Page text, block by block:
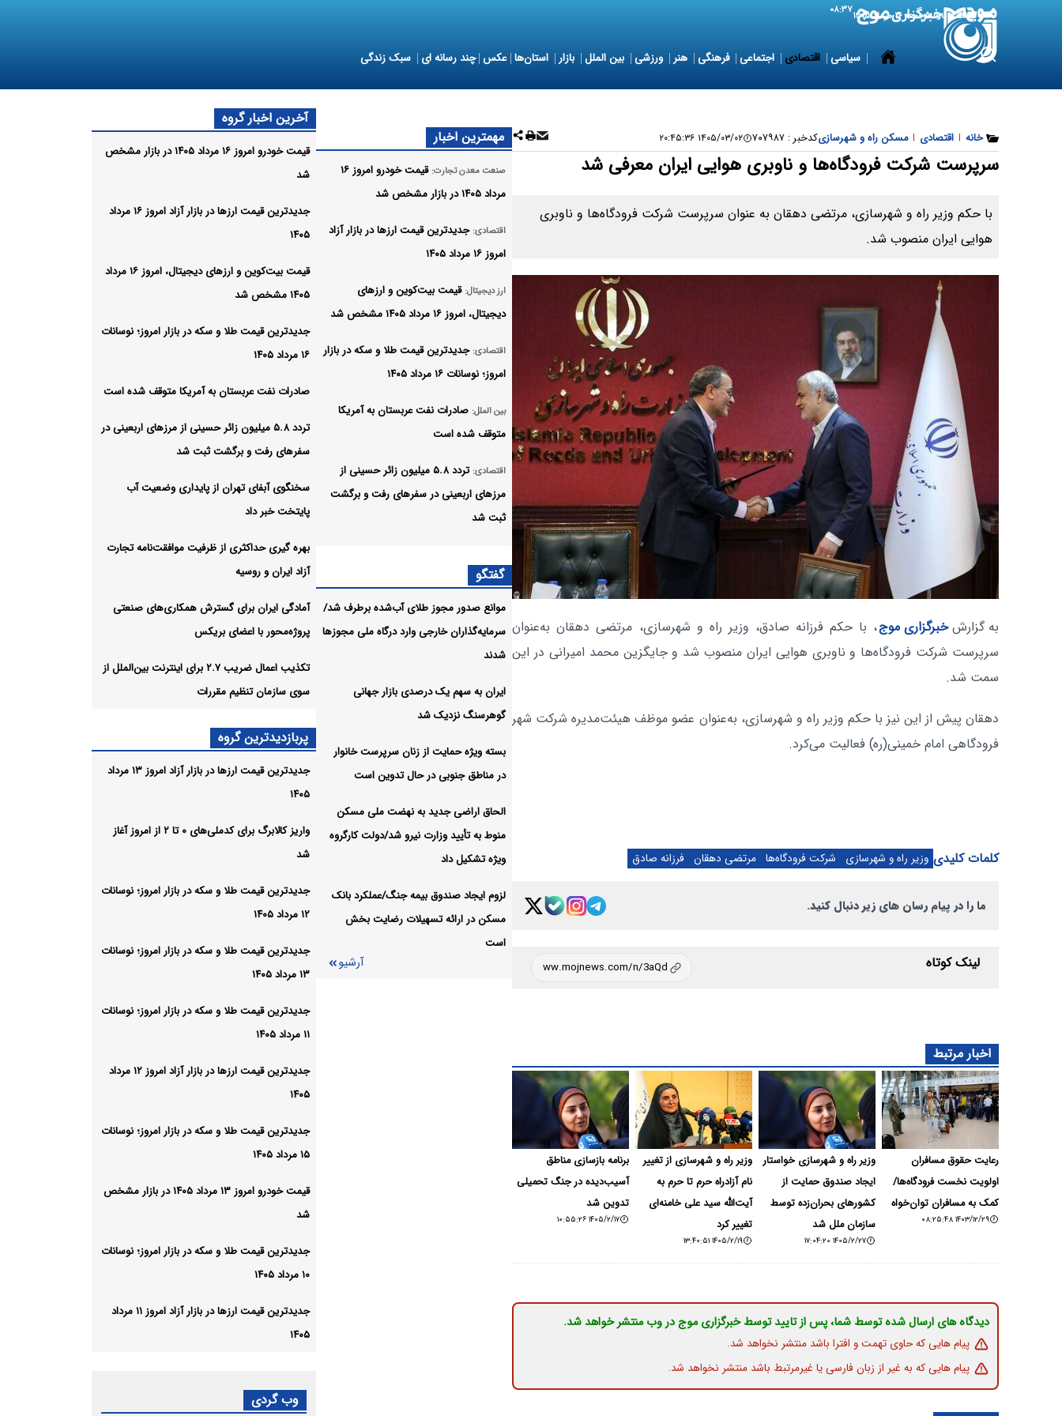
7 August 2026 جمعه ۱۶ مرداد ۱۴۰۵ ۰۸:۳۷
سیاسی اقتصادی اجتماعی فرهنگی هنر ورزشی بین الملل بازار استان‌ها عکس چند رسانه ای سبک زندگی
خانه | اقتصادی | مسکن راه و شهرسازیکدخبر : ۷۰۷۹۸۷ ۱۴۰۵/۰۳/۰۲ ۲۰:۴۵:۳۶
سرپرست شرکت فرودگاه‌ها و ناوبری هوایی ایران معرفی شد
با حکم ‌وزیر راه و شهرسازی، مرتضی دهقان به‌ عنوان سرپرست شرکت فرودگاه‌ها و ناوبری
هوایی ایران منصوب شد.
به گزارشخبرگزاری موج، با حکم فرزانه صادق، وزیر راه و شهرسازی، مرتضی دهقان به‌عنوان
سرپرست شرکت فرودگاه‌ها و ناوبری هوایی ایران منصوب شد و جایگزین محمد امیرانی در این
سمت شد.
دهقان پیش از این نیز با حکم وزیر راه و شهرسازی، به‌عنوان عضو موظف هیئت‌مدیره شرکت شهر
فرودگاهی امام خمینی(ره) فعالیت می‌کرد.
کلمات کلیدی وزیر راه و شهرسازی شرکت فرودگاه‌ها مرتضی دهقان فرزانه صادق
ما را در پیام رسان های زیر دنبال کنید.
لینک کوتاه
اخبار مرتبط
رعایت حقوق مسافران
اولویت نخست فرودگاه‌ها/
کمک به مسافران توان‌خواه
۱۴۰۳/۱۲/۲۹ ۰۸:۲۵:۴۸
وزیر راه و شهرسازی خواستار
ایجاد صندوق حمایت از
کشورهای بحران‌زده توسط
سازمان ملل شد
۱۴۰۵/۲/۲۷ ۱۷:۰۴:۲۰
وزیر راه و شهرسازی از تغییر
نام آزادراه حرم تا حرم به
آیت‌الله سید علی خامنه‌ای
تغییر کرد
۱۴۰۵/۲/۱۹ ۱۳:۴۰:۵۱
برنامه بازسازی مناطق
آسیب‌دیده در جنگ تحمیلی
تدوین شد
۱۴۰۵/۲/۱۷ ۱۰:۵۵:۲۶
دیدگاه های ارسال شده توسط شما، پس از تایید توسط خبرگزاری موج در وب منتشر خواهد شد.
پیام هایی که حاوی تهمت و افترا باشد منتشر نخواهد شد.
پیام هایی که به غیر از زبان فارسی یا غیرمرتبط باشد منتشر نخواهد شد.
مهمترین اخبار
صنعت معدن تجارت:
قیمت خودرو امروز ۱۶
مرداد ۱۴۰۵ در بازار مشخص شد
اقتصادی: جدیدترین قیمت ارزها در بازار آزاد
امروز ۱۶ مرداد ۱۴۰۵
ارز دیجیتال: قیمت بیت‌کوین و ارز‌های
دیجیتال، امروز ۱۶ مرداد ۱۴۰۵ مشخص شد
اقتصادی: جدیدترین قیمت طلا و سکه در بازار
امروز؛ نوسانات ۱۶ مرداد ۱۴۰۵
بین الملل: صادرات نفت عربستان به آمریکا
متوقف شده است
اقتصادی:
تردد ۵.۸ میلیون زائر حسینی از
مرزهای اربعینی در سفرهای رفت و برگشت
ثبت شد
وضعیت آب پایتخت خبر داد
اقتصادی: بهره گیری حداکثری از ظرفیت
موافقت‌نامه تجارت آزاد ایران و روسیه
همکاری‌های صنعتی پروژه‌محور با اعضای
بریکس
اقتصادی:
تکذیب اعمال ضریب ۲.۷ برای
اینترنت بین‌الملل از سوی سازمان تنظیم
مقررات
آرشیو
گفتگو
موانع صدور مجوز طلای آب‌شده برطرف شد/
سرمایه‌گذاران خارجی وارد درگاه ملی مجوزها
شدند
ایران به سهم یک‌ درصدی بازار جهانی
گوهرسنگ نزدیک شد
بسته ویژه حمایت از زنان سرپرست خانوار
در مناطق جنوبی در حال تدوین است
الحاق اراضی جدید به نهضت ملی مسکن
منوط به تأیید وزارت نیرو شد/دولت کارگروه
ویژه تشکیل داد
لزوم ایجاد صندوق بیمه جنگ/عملکرد بانک
مسکن در ارائه تسهیلات رضایت بخش
است
آرشیو
آخرین اخبار گروه
قیمت خودرو امروز ۱۶ مرداد ۱۴۰۵ در بازار مشخص
شد
جدیدترین قیمت ارزها در بازار آزاد امروز ۱۶ مرداد
۱۴۰۵
قیمت بیت‌کوین و ارز‌های دیجیتال، امروز ۱۶ مرداد
۱۴۰۵ مشخص شد
جدیدترین قیمت طلا و سکه در بازار امروز؛ نوسانات
۱۶ مرداد ۱۴۰۵
صادرات نفت عربستان به آمریکا متوقف شده است
تردد ۵.۸ میلیون زائر حسینی از مرزهای اربعینی در
سفرهای رفت و برگشت ثبت شد
سخنگوی آبفای تهران از پایداری وضعیت آب
پایتخت خبر داد
بهره گیری حداکثری از ظرفیت موافقت‌نامه تجارت
آزاد ایران و روسیه
آمادگی ایران برای گسترش همکاری‌های صنعتی
پروژه‌محور با اعضای بریکس
تکذیب اعمال ضریب ۲.۷ برای اینترنت بین‌الملل از
سوی سازمان تنظیم مقررات
پربازدیدترین گروه
جدیدترین قیمت ارزها در بازار آزاد امروز ۱۳ مرداد
۱۴۰۵
واریز کالابرگ برای کدملی‌های ۰ تا ۲ از امروز آغاز
شد
جدیدترین قیمت طلا و سکه در بازار امروز؛ نوسانات
۱۲ مرداد ۱۴۰۵
جدیدترین قیمت طلا و سکه در بازار امروز؛ نوسانات
۱۳ مرداد ۱۴۰۵
جدیدترین قیمت طلا و سکه در بازار امروز؛ نوسانات
۱۱ مرداد ۱۴۰۵
جدیدترین قیمت ارزها در بازار آزاد امروز ۱۲ مرداد
۱۴۰۵
جدیدترین قیمت طلا و سکه در بازار امروز؛ نوسانات
۱۵ مرداد ۱۴۰۵
قیمت خودرو امروز ۱۳ مرداد ۱۴۰۵ در بازار مشخص
شد
جدیدترین قیمت طلا و سکه در بازار امروز؛ نوسانات
۱۰ مرداد ۱۴۰۵
جدیدترین قیمت ارزها در بازار آزاد امروز ۱۱ مرداد
۱۴۰۵
وب گردی